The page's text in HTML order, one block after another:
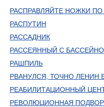
РАСПРАВЛЯЙТЕ НОЖКИ
РАСПУТИН
РАССАДНИК
РАССЕЯННЫЙ С
РАШПИЛЬ
РВАНУЛСЯ, ТОЧНО ЛЕНИН
РЕАБИЛИТАЦИОННЫЙ
РЕВОЛЮЦИОННАЯ